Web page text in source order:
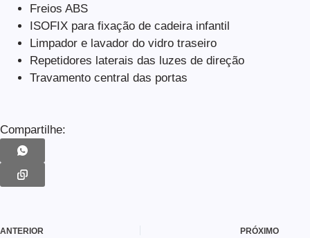
Freios ABS
ISOFIX para fixação de cadeira infantil
Limpador e lavador do vidro traseiro
Repetidores laterais das luzes de direção
Travamento central das portas
Compartilhe:
ANTERIOR PRÓXIMO